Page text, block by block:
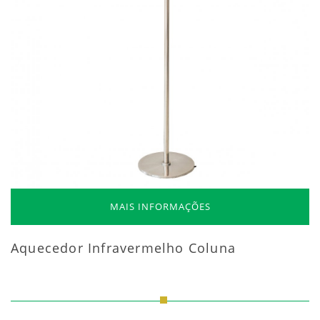
MAIS INFORMAÇÕES
Aquecedor Infravermelho Coluna